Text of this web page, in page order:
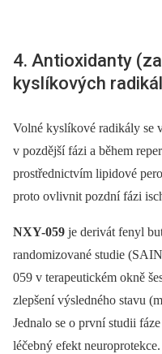
4. Antioxidanty
kyslíkových
Volné kyslíkové radikály se
v pozdější fázi a během
prostřednictvím lipidové
proto ovlivnit pozdní fázi
NXY-059 je derivát fenyl
randomizované studie
059 v terapeutickém okně
zlepšení výsledného stavu
Jednalo se o první studii
léčebný efekt